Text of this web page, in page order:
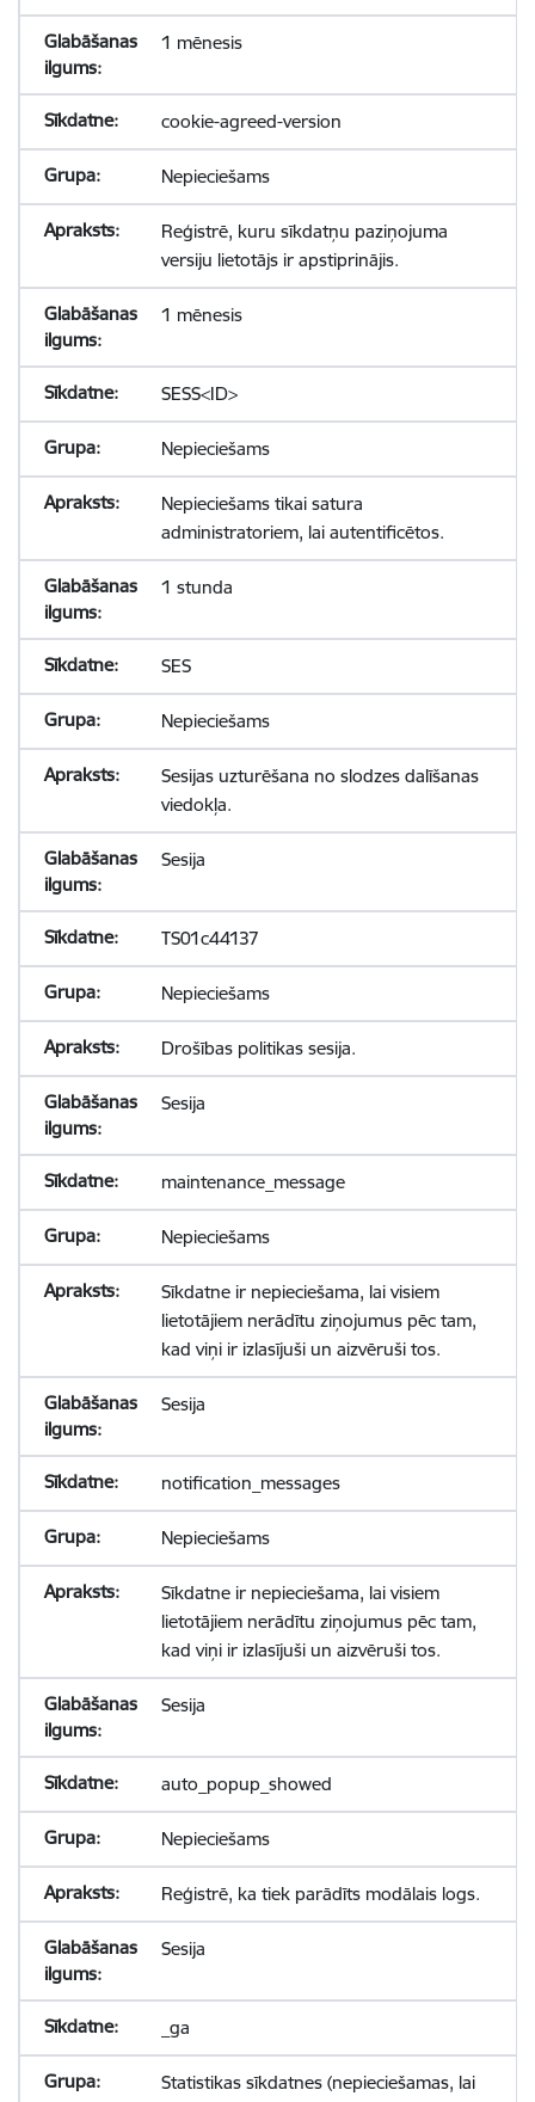
1 mēnesis
cookie-agreed-version
Nepieciešams
Reģistrē, kuru sīkdatņu paziņojuma
versiju lietotājs ir apstiprinājis.
1 mēnesis
SESS<ID>
Nepieciešams
Nepieciešams tikai satura
administratoriem, lai autentificētos.
1 stunda
SES
Nepieciešams
Sesijas uzturēšana no slodzes dalīšanas
viedokļa.
Sesija
TS01c44137
Nepieciešams
Drošības politikas sesija.
Sesija
maintenance_message
Nepieciešams
Sīkdatne ir nepieciešama, lai visiem
lietotājiem nerādītu ziņojumus pēc tam,
kad viņi ir izlasījuši un aizvēruši tos.
Sesija
notification_messages
Nepieciešams
Sīkdatne ir nepieciešama, lai visiem
lietotājiem nerādītu ziņojumus pēc tam,
kad viņi ir izlasījuši un aizvēruši tos.
Sesija
auto_popup_showed
Nepieciešams
Reģistrē, ka tiek parādīts modālais logs.
Sesija
_ga
Statistikas sīkdatnes (nepieciešamas, lai